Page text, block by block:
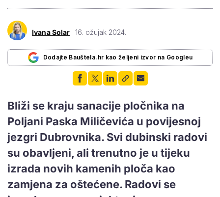
Ivana Solar 16. ožujak 2024.
Dodajte Bauštela.hr kao željeni izvor na Googleu
Bliži se kraju sanacije pločnika na
Poljani Paska Miličevića u povijesnoj
jezgri Dubrovnika. Svi dubinski radovi
su obavljeni, ali trenutno je u tijeku
izrada novih kamenih ploča kao
zamjena za oštećene. Radovi se